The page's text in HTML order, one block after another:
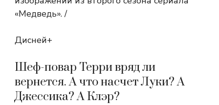
«Медведь». /
Дисней+
Шеф-повар Терри вряд ли
вернется. А что насчет Луки? А
Джессика? А Клэр?